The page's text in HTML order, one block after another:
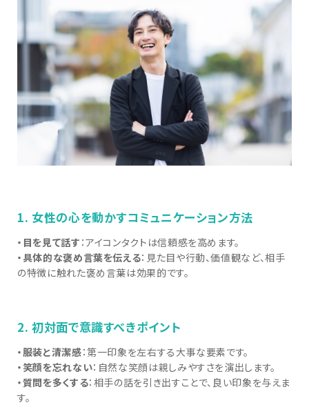
1. 女性の心を動かすコミュニケーション方法
・目を見て話す ：アイコンタクトは信頼感を高めます。
・具体的な褒め言葉を伝える：見た目や行動、価値観など、相手
の特徴に触れた褒め言葉は効果的です。
2. 初対面で意識すべきポイント
・服装と清潔感：第一印象を左右する大事な要素です。
・笑顔を忘れない：自然な笑顔は親しみやすさを演出します。
・質問を多くする：相手の話を引き出すことで、良い印象を与えま
す。